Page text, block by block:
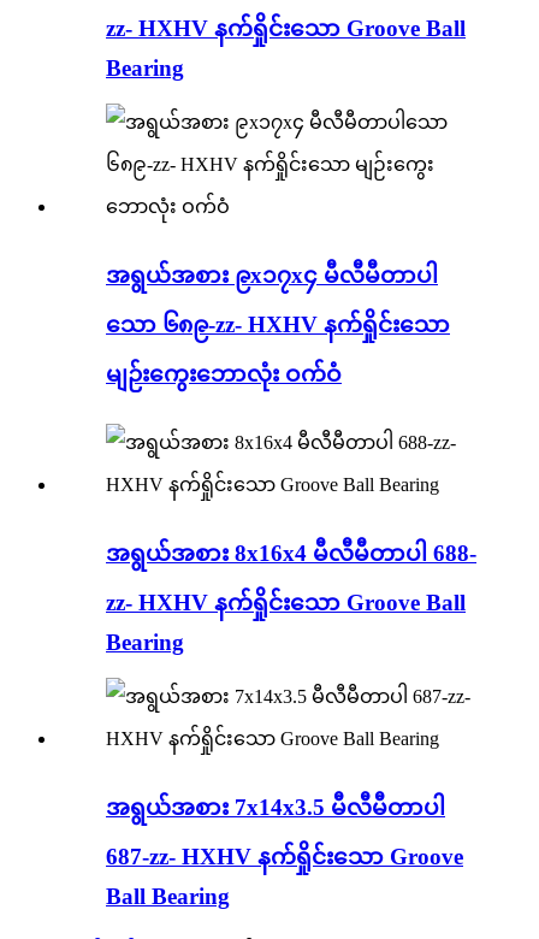
zz- HXHV နက်ရှိုင်းသော Groove Ball
Bearing
အရွယ်အစား ၉x၁၇x၄ မီလီမီတာပါ
သော ၆၈၉-zz- HXHV နက်ရှိုင်းသော
မျဉ်းကွေးဘောလုံး ဝက်ဝံ
အရွယ်အစား 8x16x4 မီလီမီတာပါ 688-
zz- HXHV နက်ရှိုင်းသော Groove Ball
Bearing
အရွယ်အစား 7x14x3.5 မီလီမီတာပါ
687-zz- HXHV နက်ရှိုင်းသော Groove
Ball Bearing